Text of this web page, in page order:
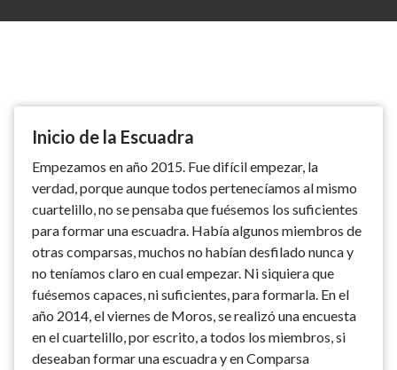
Inicio de la Escuadra
Empezamos en año 2015. Fue difícil empezar, la
verdad, porque aunque todos pertenecíamos al mismo
cuartelillo, no se pensaba que fuésemos los suficientes
para formar una escuadra. Había algunos miembros de
otras comparsas, muchos no habían desfilado nunca y
no teníamos claro en cual empezar. Ni siquiera que
fuésemos capaces, ni suficientes, para formarla. En el
año 2014, el viernes de Moros, se realizó una encuesta
en el cuartelillo, por escrito, a todos los miembros, si
deseaban formar una escuadra y en Comparsa